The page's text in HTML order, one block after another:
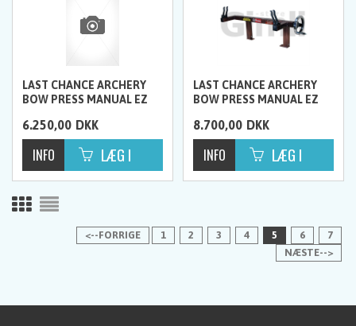
LAST CHANCE ARCHERY
BOW PRESS MANUAL EZ
6.250,00 DKK
LAST CHANCE ARCHERY
BOW PRESS MANUAL EZ
8.700,00 DKK
<--FORRIGE 1 2 3 4 5 6
7
NÆSTE-->